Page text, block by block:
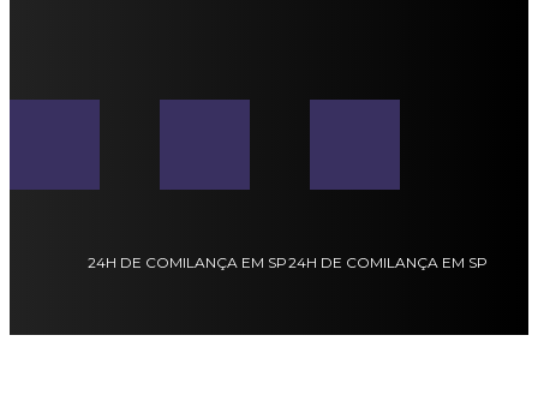
24H DE COMILANÇA EM SP24H DE COMILANÇA EM SP